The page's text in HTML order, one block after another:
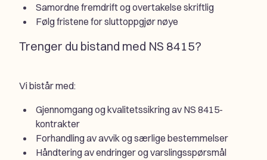
Samordne fremdrift og overtakelse skriftlig
Følg fristene for sluttoppgjør nøye
Trenger du bistand med NS 8415?
Vi bistår med:
Gjennomgang og kvalitetssikring av NS 8415-
kontrakter
Forhandling av avvik og særlige bestemmelser
Håndtering av endringer og varslingsspørsmål